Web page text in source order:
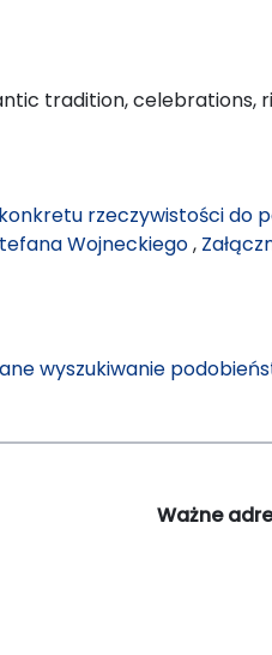
tradition, celebrations,
rzeczywistości do
Wojneckiego,
wyszukiwanie
Ważne